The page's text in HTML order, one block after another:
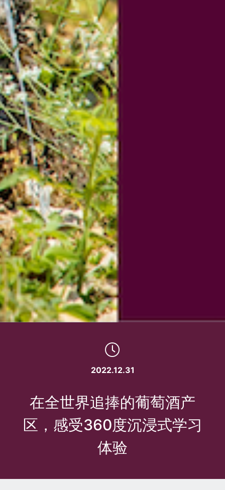
2022.12.31
在全世界追捧的葡萄酒产
区，感受360度沉浸式学习
体验